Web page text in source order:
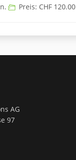
Preis: CHF 120.00
AG
97